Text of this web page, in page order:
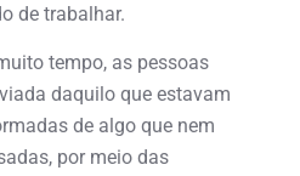
de trabalhar.
tempo, as pessoas
daquilo que estavam
de algo que nem
por meio das